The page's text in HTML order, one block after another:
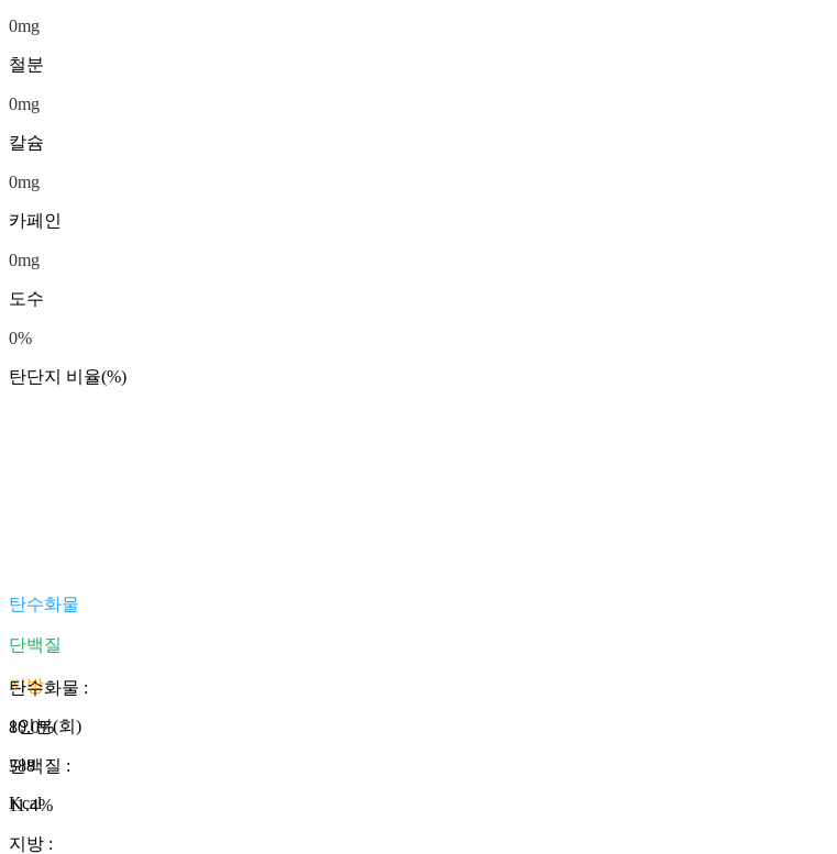
0mg
철분
0mg
칼슘
0mg
카페인
0mg
도수
0%
탄단지 비율(%)
탄수화물
단백질
지방
1인분(회)
388
Kcal
탄수화물 :
80.0%
단백질 :
11.4%
지방 :